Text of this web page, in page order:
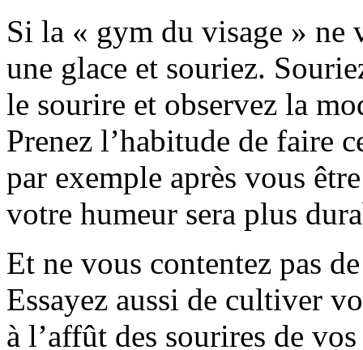
Si la « gym du visage » ne
une glace et souriez.
le sourire et observez la
Prenez l’habitude de faire
par exemple après vous
votre humeur sera plus
Et ne vous contentez pas
Essayez aussi de cultiver
à l’affût des sourires de